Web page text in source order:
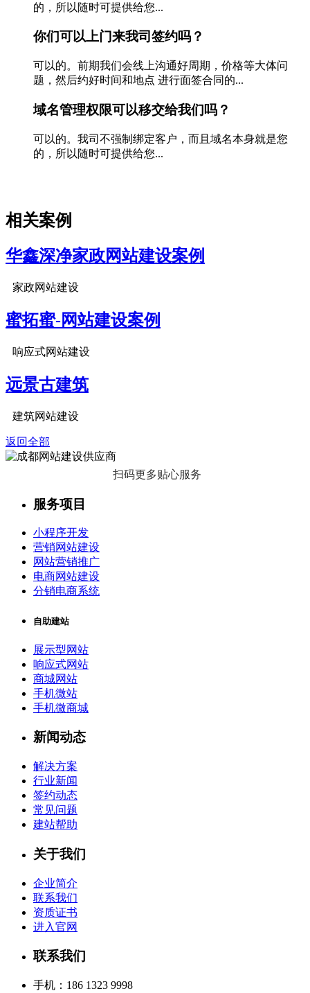
的，所以随时可提供给您...
你们可以上门来我司签约吗？
可以的。前期我们会线上沟通好周期，价格等大体问
题，然后约好时间和地点 进行面签合同的...
域名管理权限可以移交给我们吗？
可以的。我司不强制绑定客户，而且域名本身就是您
的，所以随时可提供给您...
相关案例
华鑫深净家政网站建设案例
家政网站建设
蜜拓蜜-网站建设案例
响应式网站建设
远景古建筑
建筑网站建设
返回全部
扫码更多贴心服务
服务项目
小程序开发
营销网站建设
网站营销推广
电商网站建设
分销电商系统
自助建站
展示型网站
响应式网站
商城网站
手机微站
手机微商城
新闻动态
解决方案
行业新闻
签约动态
常见问题
建站帮助
关于我们
企业简介
联系我们
资质证书
进入官网
联系我们
手机：186 1323 9998